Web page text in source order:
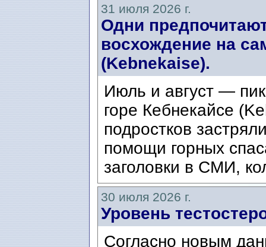
31 июля 2026 г.
Одни
восхождение на
(Kebnekaise).
Июль и август — пик
горе Кебнекайсе
подростков
помощи горных
заголовки в СМИ,
30 июля 2026 г.
Уровень
Согласно новым